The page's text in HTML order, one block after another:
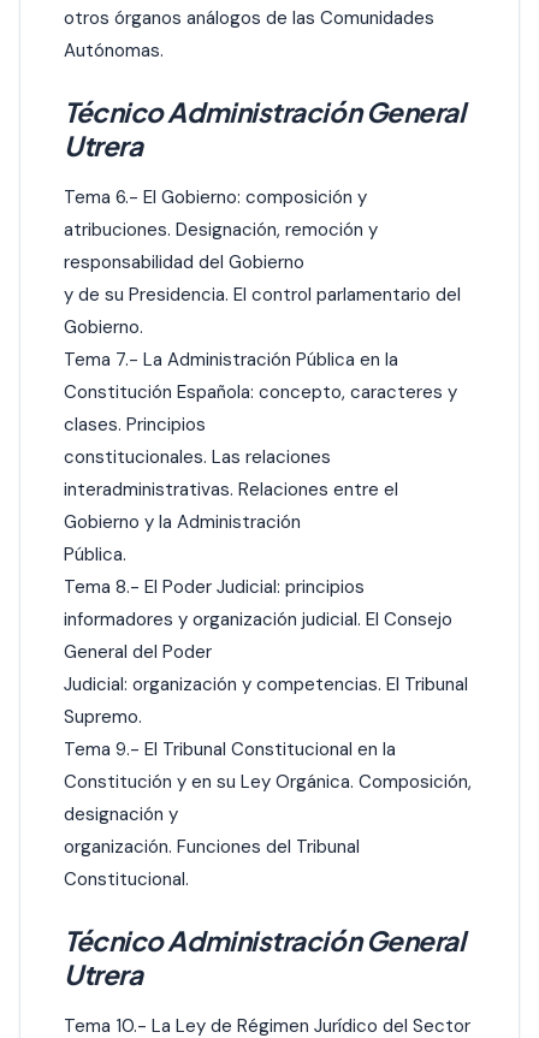
otros órganos análogos de las Comunidades
Autónomas.
Técnico Administración General
Utrera
Tema 6.- El Gobierno: composición y
atribuciones. Designación, remoción y
responsabilidad del Gobierno
y de su Presidencia. El control parlamentario del
Gobierno.
Tema 7.- La Administración Pública en la
Constitución Española: concepto, caracteres y
clases. Principios
constitucionales. Las relaciones
interadministrativas. Relaciones entre el
Gobierno y la Administración
Pública.
Tema 8.- El Poder Judicial: principios
informadores y organización judicial. El Consejo
General del Poder
Judicial: organización y competencias. El Tribunal
Supremo.
Tema 9.- El Tribunal Constitucional en la
Constitución y en su Ley Orgánica. Composición,
designación y
organización. Funciones del Tribunal
Constitucional.
Técnico Administración General
Utrera
Tema 10.- La Ley de Régimen Jurídico del Sector